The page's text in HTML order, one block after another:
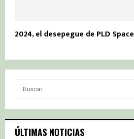
2024, el desepegue de PLD Space
c
h
ÚLTIMAS NOTICIAS